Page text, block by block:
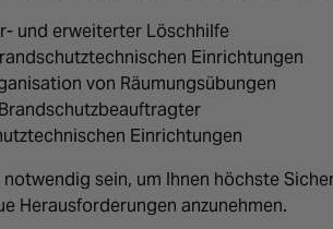
und erweiterter Löschhilfe
Einrichtungen
von Räumungsübungen
Einrichtungen
sein, um Ihnen höchste
Herausforderungen anzunehmen.